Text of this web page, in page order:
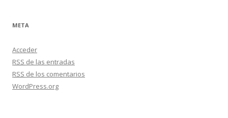
META
Acceder
RSS de las entradas
RSS de los comentarios
WordPress.org